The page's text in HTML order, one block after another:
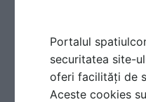
Portalul
securitatea site-
oferi facilități de
Aceste cookies